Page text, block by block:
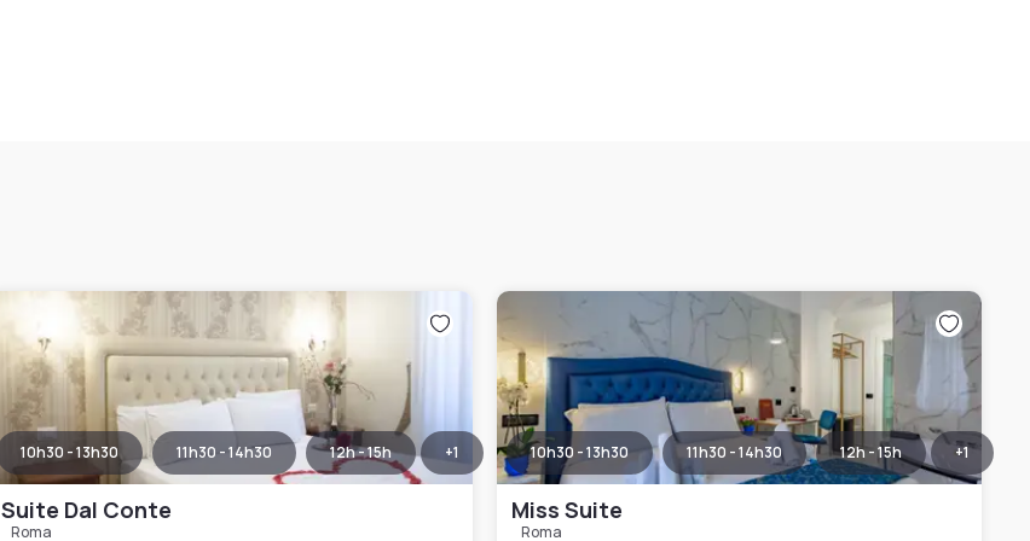
10h30 - 13h30 11h30 - 14h30 12h - 15h +1
Suite Dal Conte
Roma
10h30 - 13h30 11h30 - 14h30 12h - 15h +1
Miss Suite
Roma